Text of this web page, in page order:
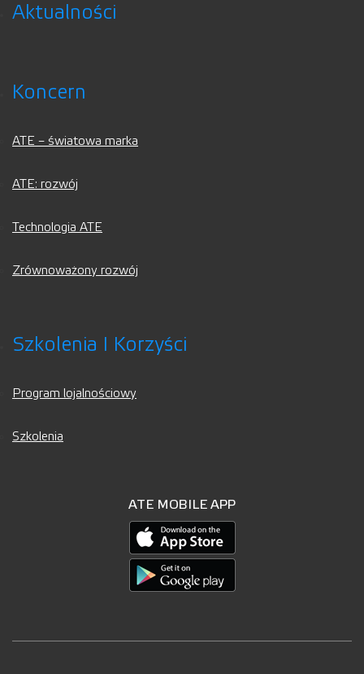
Aktualności
Koncern
ATE – światowa marka
ATE: rozwój
Technologia ATE
Zrównoważony rozwój
Szkolenia I Korzyści
Program lojalnościowy
Szkolenia
ATE MOBILE APP